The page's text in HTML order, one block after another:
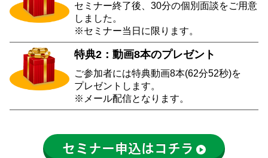
セミナー終了後、30分の個別面談をご用意
しました。
※セミナー当日に限ります。
特典2：動画8本のプレゼント
ご参加者には特典動画8本(62分52秒)を
プレゼントします。
※メール配信となります。
セミナー申込はコチラ